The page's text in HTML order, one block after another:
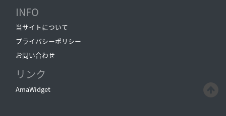
INFO
当サイトについて
プライバシーポリシー
お問い合わせ
リンク
AmaWidget